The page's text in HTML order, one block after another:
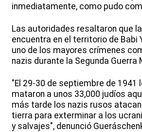
inmediatamente, como pudo
Las autoridades resaltaron que
encuentra en el territorio de Babi
uno de los mayores crímenes
nazis durante la Segunda Guerra
"El 29-30 de septiembre de 1941
mataron a unos 33,000 judíos
más tarde los nazis rusos
tierra para exterminar a los
y salvajes", denunció